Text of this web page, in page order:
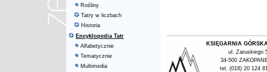
Rośliny
Tatry w liczbach
Historia
Encyklopedia Tatr
Alfabetycznie
Tematycznie
Multimedia
KSIĘGARNIA
ul. Zaruskiego
34-500
tel. (018) 20 124